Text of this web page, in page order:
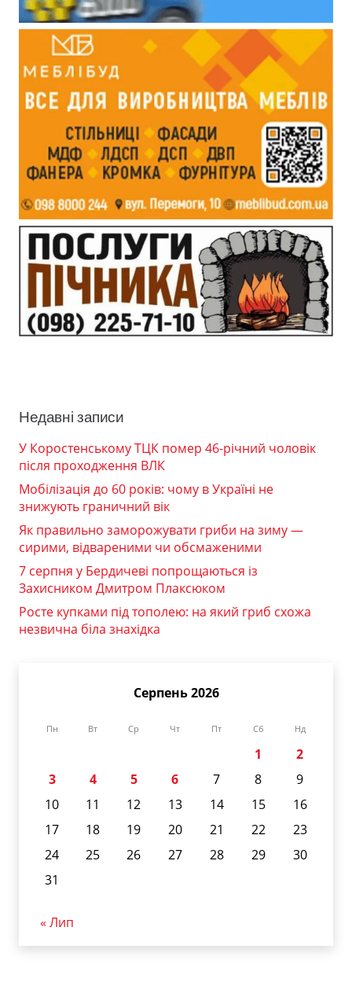
Недавні записи
У Коростенському ТЦК помер 46-річний чоловік
після проходження ВЛК
Мобілізація до 60 років: чому в Україні не
знижують граничний вік
Як правильно заморожувати гриби на зиму —
сирими, відвареними чи обсмаженими
7 серпня у Бердичеві попрощаються із
Захисником Дмитром Плаксюком
Росте купками під тополею: на який гриб схожа
незвична біла знахідка
Серпень 2026
Пн Вт Ср Чт Пт Сб Нд
1
2
3
4 5 6 7 8
9
10
11 12 13 14 15
16
17
18 19 20 21 22
23
24
25 26 27 28 29
30
31
« Лип